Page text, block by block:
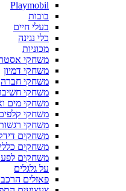
Playmobil
בובות
בעלי חיים
כלי נגינה
מכוניות
משחקי
משחקי דמיון
משחקי חברה
משחקי
משחקי מים
משחקי
משחקי
משחקים
משחקים כללי
משחקים
על גלגלים
פאזלים